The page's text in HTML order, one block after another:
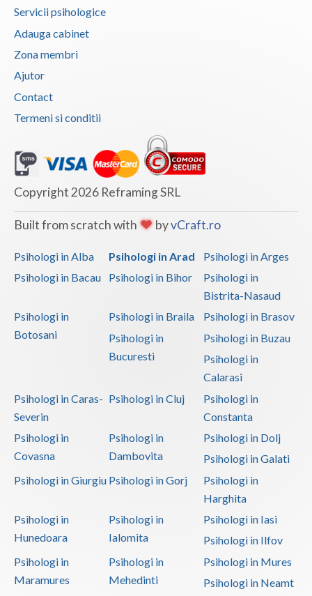
Vrancea
Servicii psihologice
Adauga cabinet
Zona membri
Ajutor
Contact
Termeni si conditii
Copyright 2026 Reframing SRL
Built from scratch with byvCraft.ro
Psihologi in Alba Psihologi in Arad
Psihologi in Arges
Psihologi in Bacau
Psihologi in Bihor
Psihologi in
Bistrita-Nasaud
Psihologi in
Botosani
Psihologi in Braila
Psihologi in Brasov
Psihologi in
Bucuresti
Psihologi in Buzau
Psihologi in
Calarasi
Psihologi in Caras-
Severin
Psihologi in Cluj
Psihologi in
Constanta
Psihologi in
Covasna
Psihologi in
Dambovita
Psihologi in Dolj
Psihologi in Galati
Psihologi in Giurgiu Psihologi in Gorj
Psihologi in
Harghita
Psihologi in
Hunedoara
Psihologi in
Ialomita
Psihologi in Iasi
Psihologi in Ilfov
Psihologi in
Maramures
Psihologi in
Mehedinti
Psihologi in Mures
Psihologi in Neamt